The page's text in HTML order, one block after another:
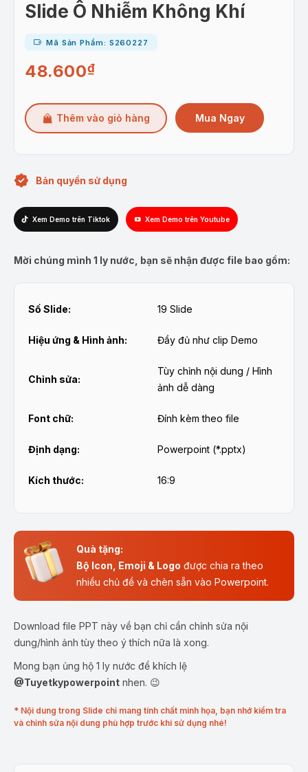
Slide Ô Nhiễm Không Khí
Mã Sản Phẩm: S260227
48.600₫
Thêm vào giỏ hàng Mua Ngay
Bản quyền sử dụng
Xem Demo trên Tiktok Xem Demo trên Youtube
Mời chúng mình 1 ly nước, bạn sẽ nhận được file bao gồm:
Số Slide: 19 Slide
Hiệu ứng & Hình ảnh: Đầy đủ như clip Demo
Chỉnh sửa:
Tùy chỉnh nội dung / Hình
ảnh dễ dàng
Font chữ: Đính kèm theo file
Định dạng: Powerpoint (*.pptx)
Kích thước: 16:9
Quà tặng:
Bộ Icon, Emoji & Logo được chia ra theo
nhiều chủ đề và chèn sẵn vào Powerpoint.
Download file PPT này về bạn chỉ cần chỉnh sửa nội
dung/hình ảnh tùy theo ý thích nữa là xong.
Mong bạn ủng hộ 1 ly nước để khích lệ
@Tuyetkypowerpoint nhen. 😉
* Nội dung trong Slide chỉ mang tính chất minh họa, bạn nhớ kiểm tra
và chỉnh sửa nội dung phù hợp trước khi sử dụng nhé!